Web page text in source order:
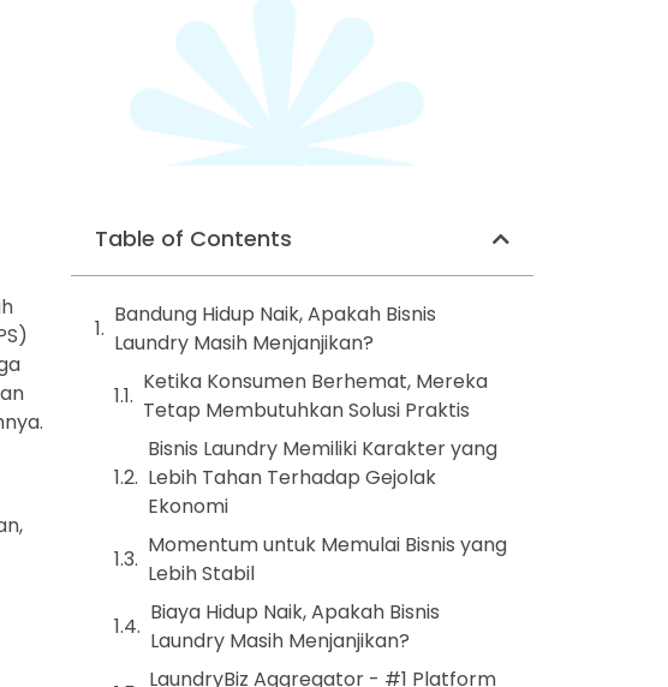
Table of Contents
Bandung Hidup Naik, Apakah Bisnis
Laundry Masih Menjanjikan?
Ketika Konsumen Berhemat, Mereka
Tetap Membutuhkan Solusi Praktis
Bisnis Laundry Memiliki Karakter yang
Lebih Tahan Terhadap Gejolak
Ekonomi
Momentum untuk Memulai Bisnis yang
Lebih Stabil
Biaya Hidup Naik, Apakah Bisnis
Laundry Masih Menjanjikan?
LaundryBiz Aggregator - #1 Platform